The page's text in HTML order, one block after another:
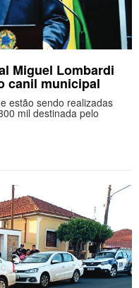
Miguel Lombardi
canil municipal
estão sendo realizadas
mil destinada pelo